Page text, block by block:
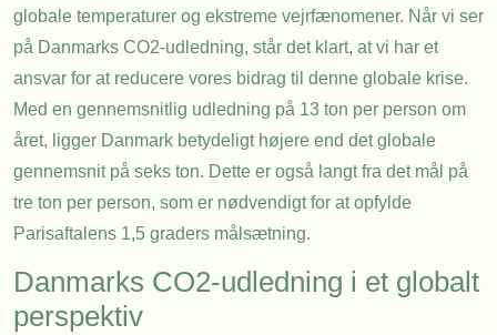
globale temperaturer og ekstreme vejrfænomener. Når vi ser
på Danmarks CO2-udledning, står det klart, at vi har et
ansvar for at reducere vores bidrag til denne globale krise.
Med en gennemsnitlig udledning på 13 ton per person om
året, ligger Danmark betydeligt højere end det globale
gennemsnit på seks ton. Dette er også langt fra det mål på
tre ton per person, som er nødvendigt for at opfylde
Parisaftalens 1,5 graders målsætning.
Danmarks CO2-udledning i et globalt
perspektiv